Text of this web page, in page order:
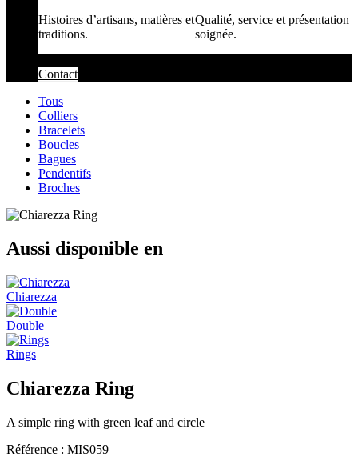
Histoires d’artisans, matières et
traditions.
Qualité, service et présentation
soignée.
Contact
Tous
Colliers
Bracelets
Boucles
Bagues
Pendentifs
Broches
Aussi disponible en
Chiarezza
Double
Rings
Chiarezza Ring
A simple ring with green leaf and circle
Référence : MIS059